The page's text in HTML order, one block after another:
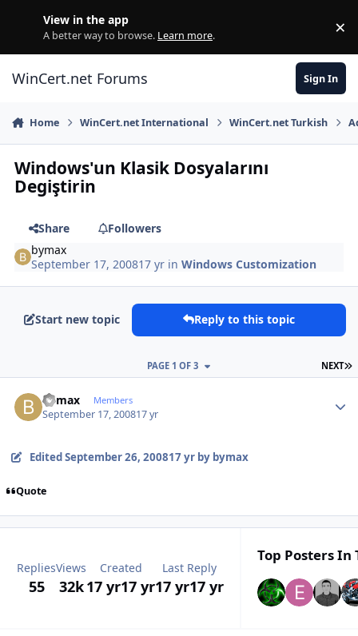
View in the app
A better way to browse. Learn more. ×
WinCert.net Forums Sign In
Home WinCert.net International WinCert.net Turkish
Windows'un Klasik Dosyalarını
Degiştirin
Share
Followers
bymax
September 17, 200817 yr inWindows Customization
Start new topic Reply to this topic
NEXT
PAGE 1 OF 3
bymax Members
September 17, 200817 yr
EditedSeptember 26, 200817 yrby bymax
Quote
Replies
55
Views
32k
Created
17 yr17 yr
Last Reply
17 yr17 yr
Top Posters In